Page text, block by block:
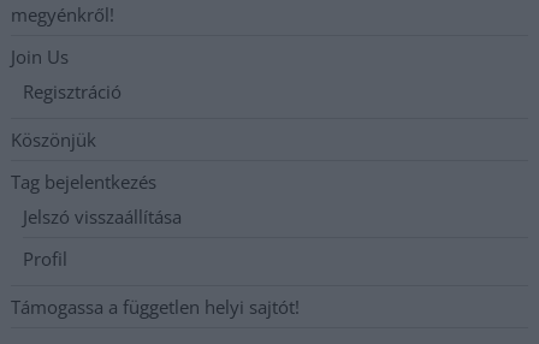
megyénkről!
Join Us
Regisztráció
Köszönjük
Tag bejelentkezés
Jelszó visszaállítása
Profil
Támogassa a független helyi sajtót!